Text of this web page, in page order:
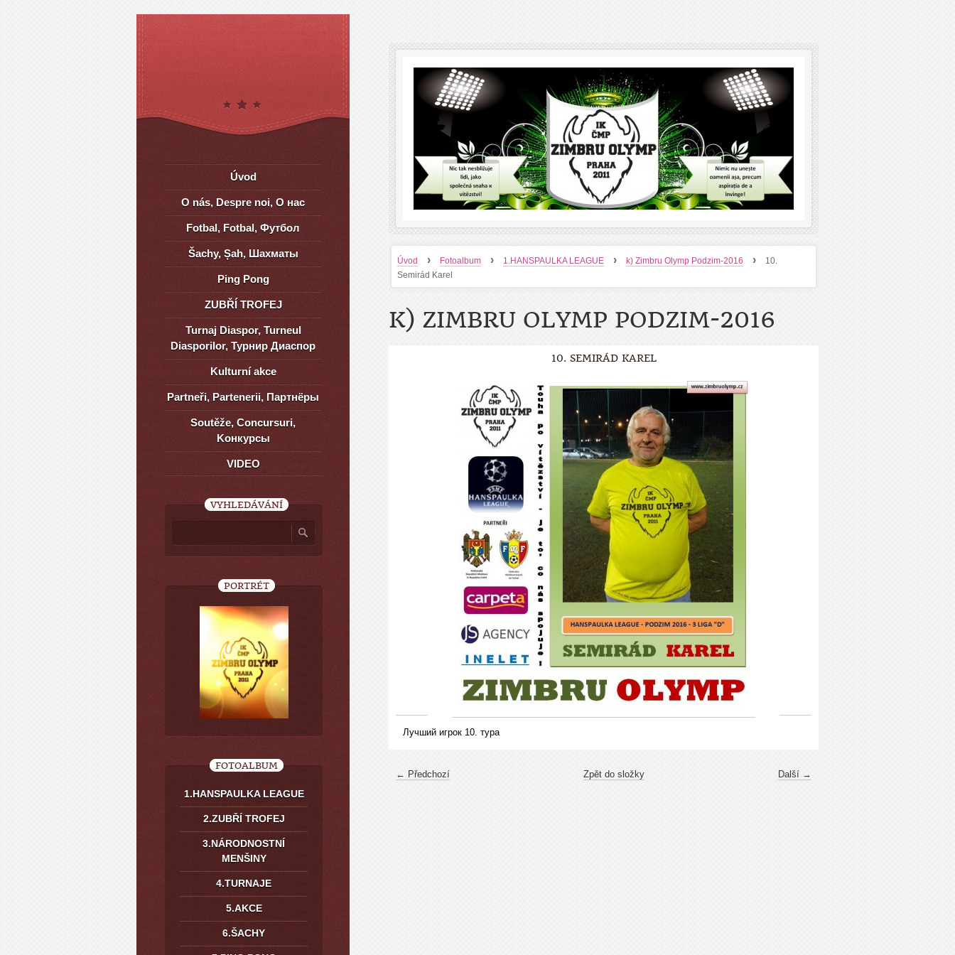
Úvod › Fotoalbum › 1.HANSPAULKA LEAGUE › k) Zimbru Olymp Podzim-2016 ›
10.
Semirád Karel
K) ZIMBRU OLYMP PODZIM-2016
10. SEMIRÁD KAREL
Лучший игрок 10. тура
← Předchozí Další →
Zpět do složky
Úvod
O nás, Despre noi, О нас
Fotbal, Fotbal, Футбол
Šachy, Șah, Шахматы
Ping Pong
ZUBŘÍ TROFEJ
Turnaj Diaspor, Turneul
Diasporilor, Турнир Диаспор
Kulturní akce
Partneři, Partenerii, Партнёры
Soutěže, Concursuri,
Kонкурсы
VIDEO
VYHLEDÁVÁNÍ
PORTRÉT
FOTOALBUM
1.HANSPAULKA LEAGUE
2.ZUBŘÍ TROFEJ
3.NÁRODNOSTNÍ
MENŠINY
4.TURNAJE
5.AKCE
6.ŠACHY